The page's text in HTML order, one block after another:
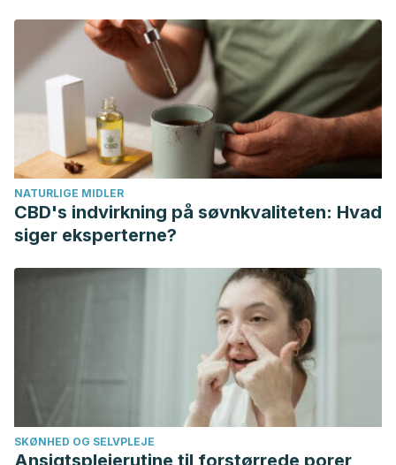
NATURLIGE MIDLER
CBD's indvirkning på søvnkvaliteten: Hvad
siger eksperterne?
SKØNHED OG SELVPLEJE
Ansigtsplejerutine til forstørrede porer